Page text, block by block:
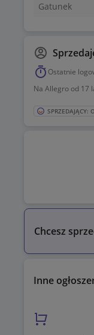
Gatunek
Ostatnie
Na Allegro od 17
SPRZEDAJĄCY:
Inne
Chcesz